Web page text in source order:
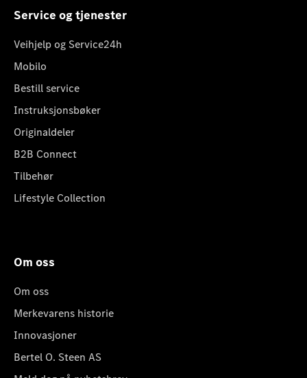
Service og tjenester
Veihjelp og Service24h
Mobilo
Bestill service
Instruksjonsbøker
Originaldeler
B2B Connect
Tilbehør
Lifestyle Collection
Om oss
Om oss
Merkevarens historie
Innovasjoner
Bertel O. Steen AS